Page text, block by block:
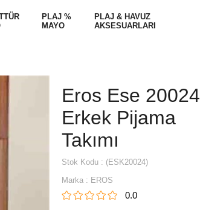
PLAJ %
MAYO
PLAJ & HAVUZ
AKSESUARLARI
Eros Ese 20024
Erkek Pijama
Takımı
Stok Kodu
(ESK20024)
Marka : EROS
0.0